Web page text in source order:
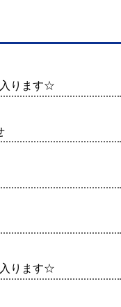
入ります☆
入ります☆